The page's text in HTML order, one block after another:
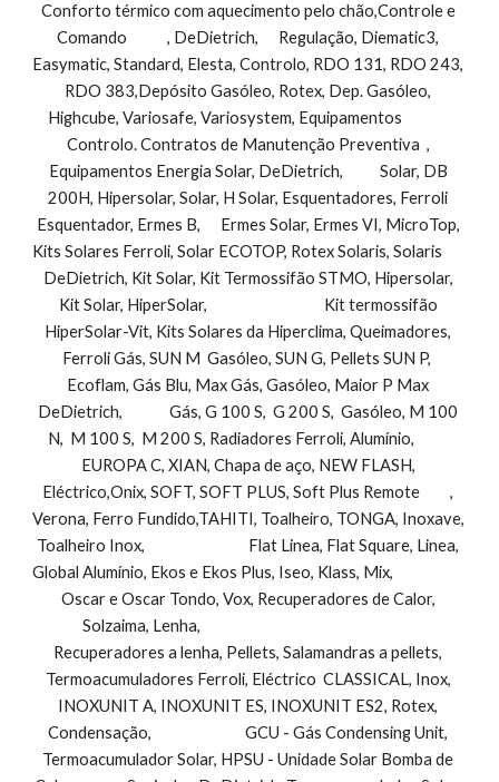
Conforto térmico com aquecimento pelo chão,Controle e
Comando            , DeDietrich,      Regulação, Diematic3,
Easymatic, Standard, Elesta, Controlo, RDO 131, RDO 243,
RDO 383,Depósito Gasóleo, Rotex, Dep. Gasóleo,
Highcube, Variosafe, Variosystem, Equipamentos
Controlo. Contratos de Manutenção Preventiva  ,
Equipamentos Energia Solar, DeDietrich,           Solar, DB
200H, Hipersolar, Solar, H Solar, Esquentadores, Ferroli
Esquentador, Ermes B,      Ermes Solar, Ermes VI, MicroTop,
Kits Solares Ferroli, Solar ECOTOP, Rotex Solaris, Solaris
DeDietrich, Kit Solar, Kit Termossifão STMO, Hipersolar,
Kit Solar, HiperSolar,                                   Kit termossifão
HiperSolar-Vit, Kits Solares da Hiperclima, Queimadores,
Ferroli Gás, SUN M  Gasóleo, SUN G, Pellets SUN P,
Ecoflam, Gás Blu, Max Gás, Gasóleo, Maior P Max
DeDietrich,              Gás, G 100 S,  G 200 S,  Gasóleo, M 100
N,  M 100 S,  M 200 S, Radiadores Ferroli, Alumínio,
EUROPA C, XIAN, Chapa de aço, NEW FLASH,
Eléctrico,Onix, SOFT, SOFT PLUS, Soft Plus Remote         ,
Verona, Ferro Fundido,TAHITI, Toalheiro, TONGA, Inoxave,
Toalheiro Inox,                               Flat Linea, Flat Square, Linea,
Global Alumínio, Ekos e Ekos Plus, Iseo, Klass, Mix,
Oscar e Oscar Tondo, Vox, Recuperadores de Calor,
Solzaima, Lenha,
Recuperadores a lenha, Pellets, Salamandras a pellets,
Termoacumuladores Ferroli, Eléctrico  CLASSICAL, Inox,
INOXUNIT A, INOXUNIT ES, INOXUNIT ES2, Rotex,
Condensação,                            GCU - Gás Condensing Unit,
Termoacumulador Solar, HPSU - Unidade Solar Bomba de